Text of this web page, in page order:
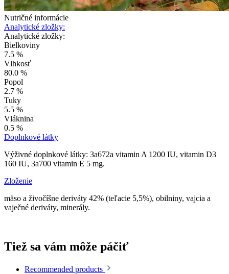
Nutričné informácie
Analytické zložky:
Analytické zložky:
Bielkoviny
7.5 %
Vlhkosť
80.0 %
Popol
2.7 %
Tuky
5.5 %
Vláknina
0.5 %
Doplnkové látky
Výživné doplnkové látky: 3a672a vitamin A 1200 IU, vitamin D3
160 IU, 3a700 vitamin E 5 mg.
Zloženie
mäso a živočíšne deriváty 42% (teľacie 5,5%), obilniny, vajcia a
vaječné deriváty, minerály.
Tiež sa vám môže páčiť
Recommended products